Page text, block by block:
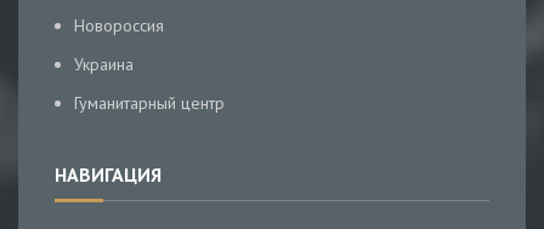
Новороссия
Украина
Гуманитарный центр
НАВИГАЦИЯ